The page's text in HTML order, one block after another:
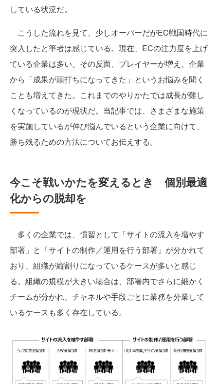
している状況だ。
こうした流れを見て、少しオーバーだがEC戦国時代に
突入したと筆者は感じている。現在、ECの注力度を上げ
ている企業は多い。その反面、プレイヤーが増え、企業
から「成果が頭打ちになってきた」というお悩みを聞く
ことも増えてきた。これまでのやりかたでは成長が難し
くなっているのが現状だ。当記事では、さまざまな施策
を実施しているが伸び悩んでいるという企業に向けて、
勝ち残るための方法についてお伝えする。
今こそ戦いかたを変えるとき 個別最適
化からの脱却を
多くの企業では、慣習として「サイトの流入を増やす
部署」と「サイトの制作／運用を行う部署」が分かれて
おり、組織が縦割りになっているケースが多いと感じ
る。組織の規模が大きい場合は、部署内でさらに細かく
チームが分かれ、チャネルや手段ごとに業務を分業して
いるケースも多く存在している。